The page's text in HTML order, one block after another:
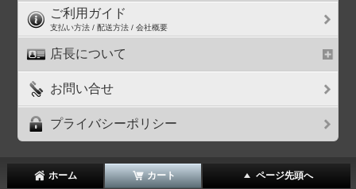
ご利用ガイド
支払い方法 / 配送方法 / 会社概要
店長について
お問い合せ
プライバシーポリシー
ホーム カート ページ先頭へ